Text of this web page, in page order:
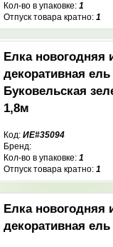
Кол-во в упаковке: 1
Отпуск товара кратно: 1
Елка новогодняя
декоративная ель
Буковельская
1,8м
Код: ИЕ#35094
Бренд:
Кол-во в упаковке: 1
Отпуск товара кратно: 1
Елка новогодняя
декоративная